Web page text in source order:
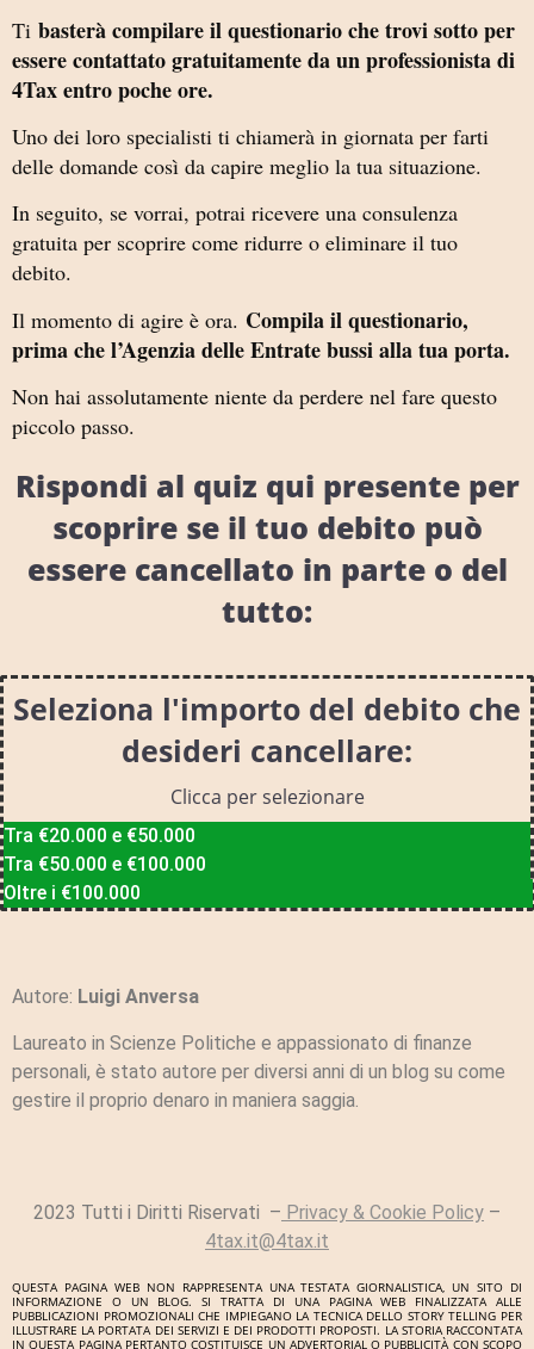
Ti basterà compilare il questionario che trovi sotto per
essere contattato gratuitamente da un professionista di
4Tax entro poche ore.
Uno dei loro specialisti ti chiamerà in giornata per farti
delle domande così da capire meglio la tua situazione.
In seguito, se vorrai, potrai ricevere una consulenza
gratuita per scoprire come ridurre o eliminare il tuo
debito.
Il momento di agire è ora. Compila il questionario,
prima che l’Agenzia delle Entrate bussi alla tua porta.
Non hai assolutamente niente da perdere nel fare questo
piccolo passo.
Rispondi al quiz qui presente per
scoprire se il tuo debito può
essere cancellato in parte o del
tutto:
Seleziona l'importo del debito che
desideri cancellare:
Clicca per selezionare
Tra €20.000 e €50.000
Tra €50.000 e €100.000
Oltre i €100.000
Autore: Luigi Anversa
Laureato in Scienze Politiche e appassionato di finanze
personali, è stato autore per diversi anni di un blog su come
gestire il proprio denaro in maniera saggia.
2023 Tutti i Diritti Riservati – Privacy & Cookie Policy –
4tax.it@4tax.it
QUESTA PAGINA WEB NON RAPPRESENTA UNA TESTATA GIORNALISTICA, UN SITO DI
INFORMAZIONE O UN BLOG. SI TRATTA DI UNA PAGINA WEB FINALIZZATA ALLE
PUBBLICAZIONI PROMOZIONALI CHE IMPIEGANO LA TECNICA DELLO STORY TELLING PER
ILLUSTRARE LA PORTATA DEI SERVIZI E DEI PRODOTTI PROPOSTI. LA STORIA RACCONTATA
IN QUESTA PAGINA PERTANTO COSTITUISCE UN ADVERTORIAL O PUBBLICITÀ CON SCOPO